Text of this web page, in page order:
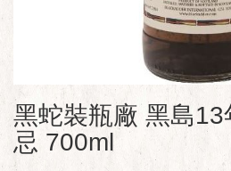
黑蛇裝瓶廠 黑島
忌 700ml